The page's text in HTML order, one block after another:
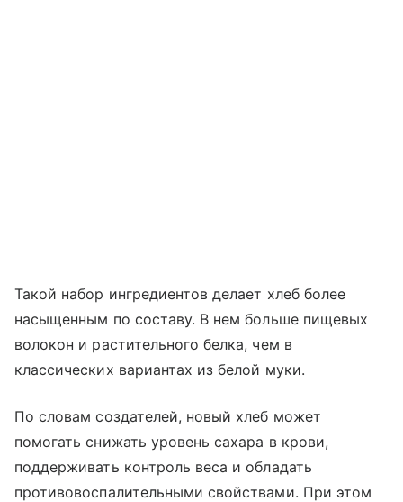
Такой набор ингредиентов делает хлеб более
насыщенным по составу. В нем больше пищевых
волокон и растительного белка, чем в
классических вариантах из белой муки.
По словам создателей, новый хлеб может
помогать снижать уровень сахара в крови,
поддерживать контроль веса и обладать
противовоспалительными свойствами. При этом